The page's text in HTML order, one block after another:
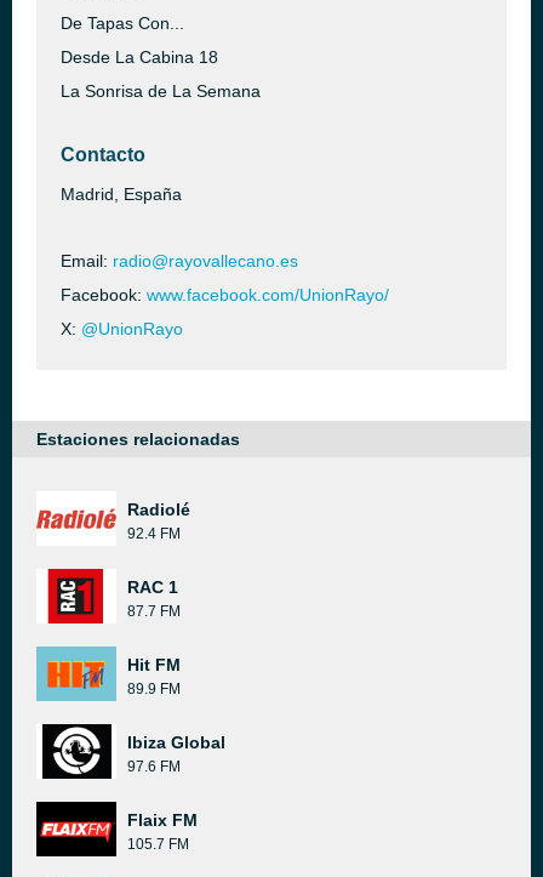
De Tapas Con...
Desde La Cabina 18
La Sonrisa de La Semana
Contacto
Madrid, España
Email: radio@rayovallecano.es
Facebook: www.facebook.com/UnionRayo/
X: @UnionRayo
Estaciones relacionadas
Radiolé
92.4 FM
RAC 1
87.7 FM
Hit FM
89.9 FM
Ibiza Global
97.6 FM
Flaix FM
105.7 FM